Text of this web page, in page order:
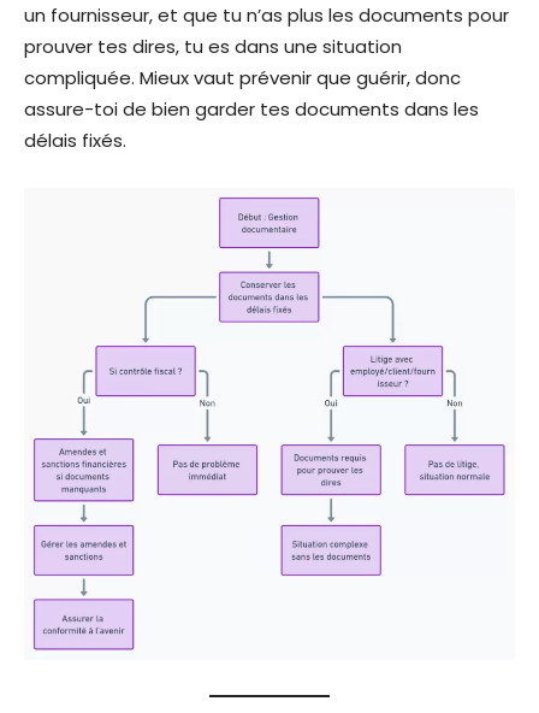
un fournisseur, et que tu n’as plus les documents pour
prouver tes dires, tu es dans une situation
compliquée. Mieux vaut prévenir que guérir, donc
assure-toi de bien garder tes documents dans les
délais fixés.